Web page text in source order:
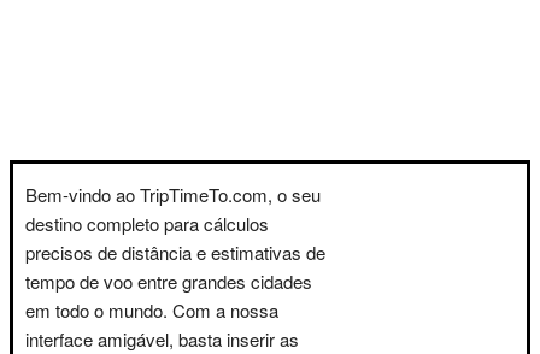
Bem-vindo ao TripTimeTo.com, o seu
destino completo para cálculos
precisos de distância e estimativas de
tempo de voo entre grandes cidades
em todo o mundo. Com a nossa
interface amigável, basta inserir as